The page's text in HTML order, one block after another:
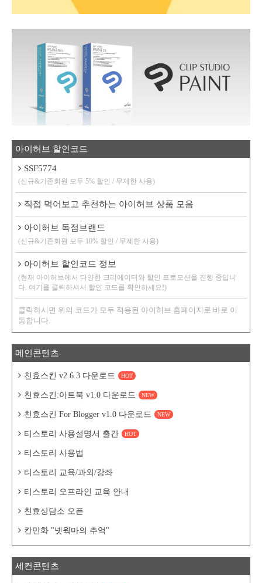
아이허브 할인코드
SSF5774
(신규&기존회원 모두 5% 할인 / 무제한 사용)
직접 먹어보고 추천하는 아이허브 상품 모음
아이허브 독점브랜드
(신규&기존회원 모두 10% 할인 / 무제한 사용)
아이허브 할인코드 정보
(현재 아이허브에서 다양한 크리에이터와 할인 프로모션을 진행 중입니
다. 여기를 클릭하셔서 할인 코드를 확인하세요!)
클릭하시면 위의 코드가 모두 적용된 아이허브 홈페이지로 바로 이
동합니다.
메인콘텐츠
친효스킨 v2.6.3 다운로드 HOT
친효스킨:아트북 v1.0 다운로드 NEW
친효스킨 For Blogger v1.0 다운로드 NEW
티스토리 사용설명서 출간 HOT
티스토리 사용법
티스토리 교육/과외/강좌
티스토리 오프라인 교육 안내
친효상담소 오픈
칸만화 "넷웍마의 추억"
세컨콘텐츠